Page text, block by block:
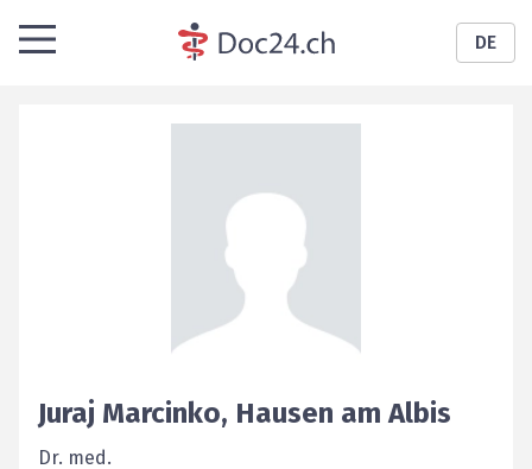
DE
Juraj Marcinko, Hausen am Albis
Dr. med.